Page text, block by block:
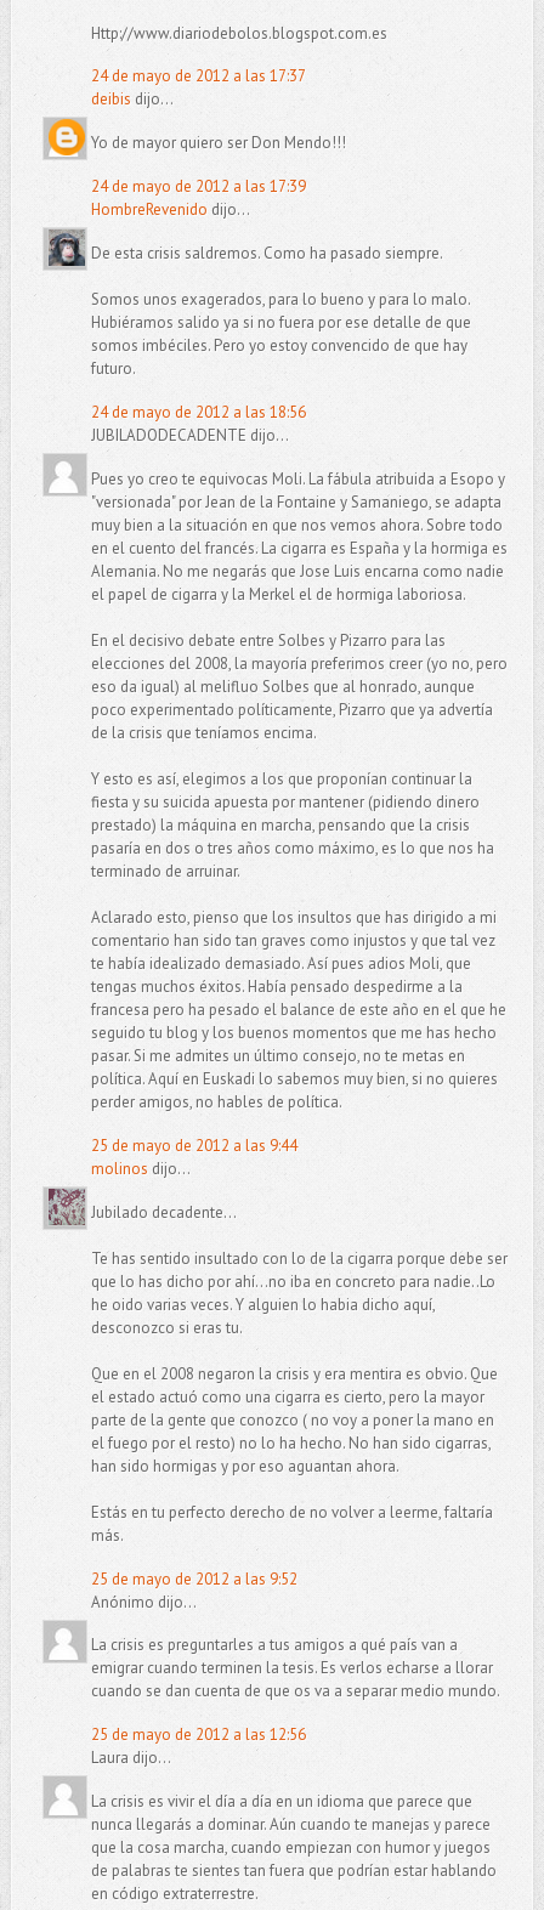
Http://www.diariodebolos.blogspot.com.es
24 de mayo de 2012 a las 17:37
deibis dijo...
Yo de mayor quiero ser Don Mendo!!!
24 de mayo de 2012 a las 17:39
HombreRevenido dijo...
De esta crisis saldremos. Como ha pasado siempre.
Somos unos exagerados, para lo bueno y para lo malo.
Hubiéramos salido ya si no fuera por ese detalle de que
somos imbéciles. Pero yo estoy convencido de que hay
futuro.
24 de mayo de 2012 a las 18:56
JUBILADODECADENTE dijo...
Pues yo creo te equivocas Moli. La fábula atribuida a Esopo y
"versionada" por Jean de la Fontaine y Samaniego, se adapta
muy bien a la situación en que nos vemos ahora. Sobre todo
en el cuento del francés. La cigarra es España y la hormiga es
Alemania. No me negarás que Jose Luis encarna como nadie
el papel de cigarra y la Merkel el de hormiga laboriosa.
En el decisivo debate entre Solbes y Pizarro para las
elecciones del 2008, la mayoría preferimos creer (yo no, pero
eso da igual) al melifluo Solbes que al honrado, aunque
poco experimentado políticamente, Pizarro que ya advertía
de la crisis que teníamos encima.
Y esto es así, elegimos a los que proponían continuar la
fiesta y su suicida apuesta por mantener (pidiendo dinero
prestado) la máquina en marcha, pensando que la crisis
pasaría en dos o tres años como máximo, es lo que nos ha
terminado de arruinar.
Aclarado esto, pienso que los insultos que has dirigido a mi
comentario han sido tan graves como injustos y que tal vez
te había idealizado demasiado. Así pues adios Moli, que
tengas muchos éxitos. Había pensado despedirme a la
francesa pero ha pesado el balance de este año en el que he
seguido tu blog y los buenos momentos que me has hecho
pasar. Si me admites un último consejo, no te metas en
política. Aquí en Euskadi lo sabemos muy bien, si no quieres
perder amigos, no hables de política.
25 de mayo de 2012 a las 9:44
molinos dijo...
Jubilado decadente...
Te has sentido insultado con lo de la cigarra porque debe ser
que lo has dicho por ahí...no iba en concreto para nadie..Lo
he oido varias veces. Y alguien lo habia dicho aquí,
desconozco si eras tu.
Que en el 2008 negaron la crisis y era mentira es obvio. Que
el estado actuó como una cigarra es cierto, pero la mayor
parte de la gente que conozco ( no voy a poner la mano en
el fuego por el resto) no lo ha hecho. No han sido cigarras,
han sido hormigas y por eso aguantan ahora.
Estás en tu perfecto derecho de no volver a leerme, faltaría
más.
25 de mayo de 2012 a las 9:52
Anónimo dijo...
La crisis es preguntarles a tus amigos a qué país van a
emigrar cuando terminen la tesis. Es verlos echarse a llorar
cuando se dan cuenta de que os va a separar medio mundo.
25 de mayo de 2012 a las 12:56
Laura dijo...
La crisis es vivir el día a día en un idioma que parece que
nunca llegarás a dominar. Aún cuando te manejas y parece
que la cosa marcha, cuando empiezan con humor y juegos
de palabras te sientes tan fuera que podrían estar hablando
en código extraterrestre.